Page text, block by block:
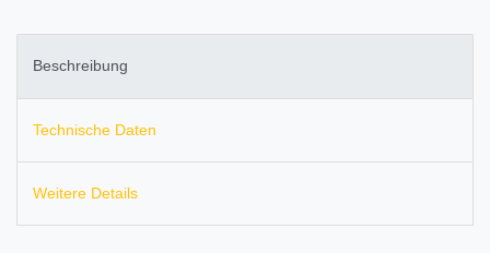
Beschreibung
Technische Daten
Weitere Details